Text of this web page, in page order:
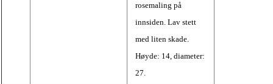
rosemaling på
innsiden. Lav stett
med liten skade.
Høyde: 14, diameter:
27.